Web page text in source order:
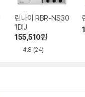
린나이 RBR-NS30
1DIJ
155,510원
4.8 (24)